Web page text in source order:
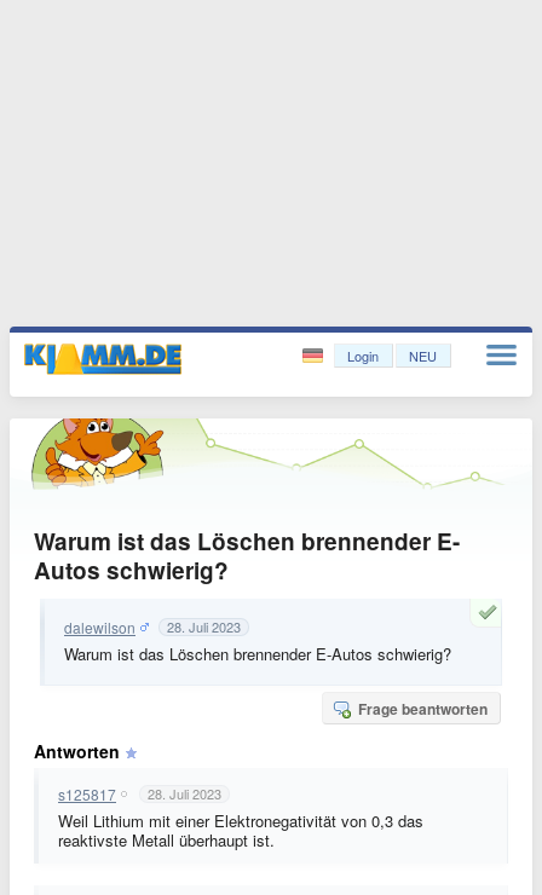
Login NEU
Warum ist das Löschen brennender E-
Autos schwierig?
dalewilson 28. Juli 2023
Warum ist das Löschen brennender E-Autos schwierig?
Frage beantworten
Antworten
s125817 28. Juli 2023
Weil Lithium mit einer Elektronegativität von 0,3 das
reaktivste Metall überhaupt ist.